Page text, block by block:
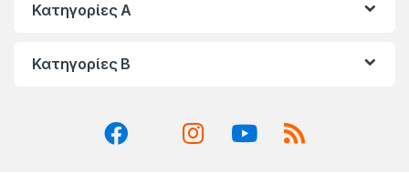
Κατηγορίες A
Κατηγορίες Β